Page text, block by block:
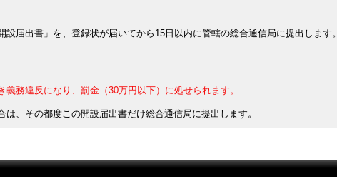
届出書」を、登録状が届いてから15日以内に管轄の総合通信局に提出します。
義務違反になり、罰金（30万円以下）に処せられます。
、その都度この開設届出書だけ総合通信局に提出します。